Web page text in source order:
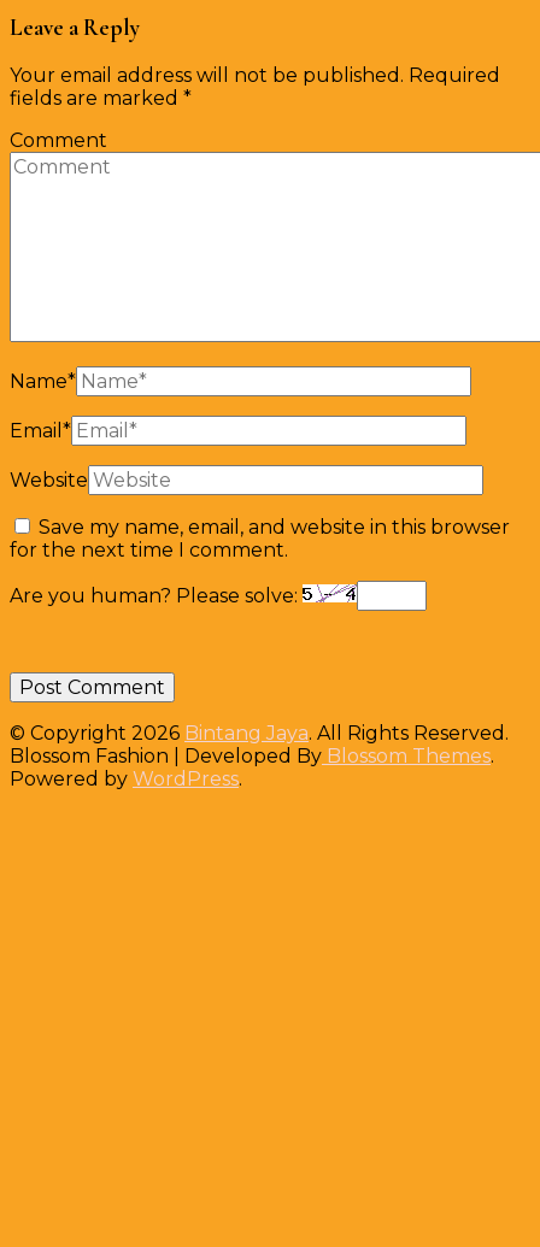
Leave a Reply
Your email address will not be published. Required
fields are marked *
Comment
Name*
Email *
Website
Save my name, email, and website in this browser
for the next time I comment.
Are you human? Please solve:
© Copyright 2026 Bintang Jaya. All Rights Reserved.
Blossom Fashion | Developed By Blossom Themes.
Powered by WordPress.